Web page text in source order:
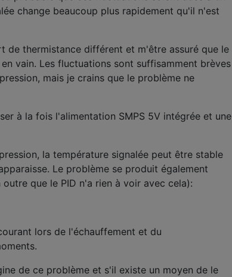
change beaucoup plus rapidement qu'il n'est
de thermistance différent et m'être assuré que le
vain. Les fluctuations sont suffisamment brèves
mais je crains que le problème ne
à la fois l'alimentation SMPS 5V intégrée et une
la température signalée peut être stable
Le problème se produit également
que le PID n'a rien à voir avec cela):
lors de l'échauffement et du
de ce problème et s'il existe un moyen de le